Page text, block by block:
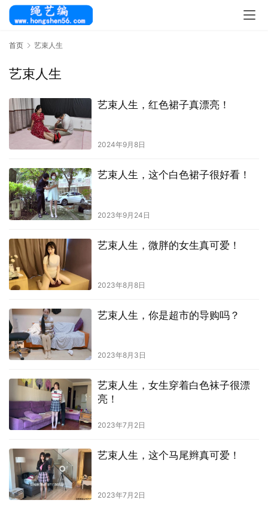
首页 艺束人生
艺束人生
艺束人生，红色裙子真漂亮！
2024年9月8日
艺束人生，这个白色裙子很好看！
2023年9月24日
艺束人生，微胖的女生真可爱！
2023年8月8日
艺束人生，你是超市的导购吗？
2023年8月3日
艺束人生，女生穿着白色袜子很漂
亮！
2023年7月2日
艺束人生，这个马尾辫真可爱！
2023年7月2日